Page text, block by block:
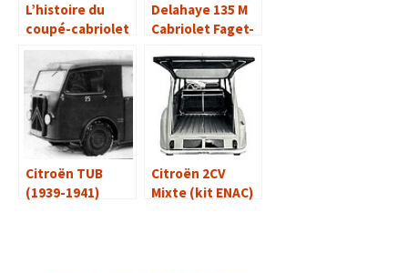
L’histoire du
coupé-cabriolet
Eclipse
Delahaye 135 M
Cabriolet Faget-
Citroën TUB
(1939-1941)
Citroën 2CV
Mixte (kit ENAC)